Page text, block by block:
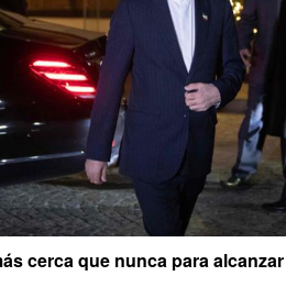
cerca que nunca para